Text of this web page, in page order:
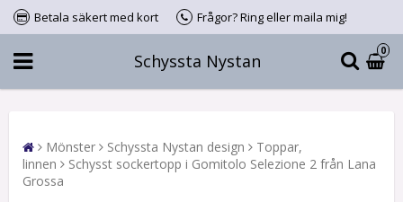
Betala säkert med kort Frågor? Ring eller maila mig!
Schyssta Nystan
0
Mönster Schyssta Nystan design
Toppar,
linnen
Schysst sockertopp i Gomitolo Selezione 2 från Lana
Grossa